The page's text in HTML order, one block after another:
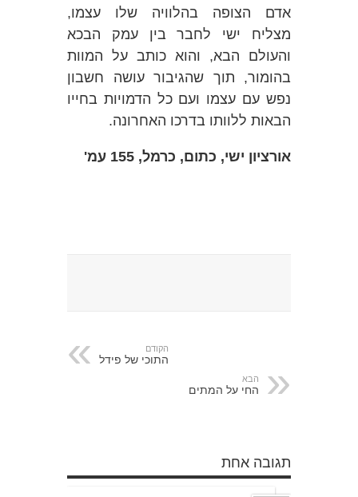
אדם הצופה בהלוויה שלו עצמו,
מצליח ישי לחבר בין עמק הבכא
והעולם הבא, והוא כותב על המוות
בהומור, תוך שהגיבור עושה חשבון
נפש עם עצמו ועם כל הדמויות בחייו
הבאות ללוותו בדרכו האחרונה.
אורציון ישי, כתום, כרמל, 155 עמ'
הקודם
התוכי של פידל
הבא
החי על המתים
תגובה אחת